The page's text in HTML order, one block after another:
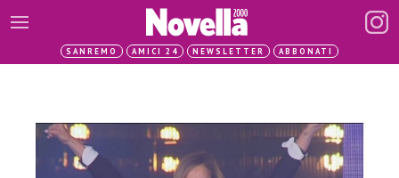
SANREMO AMICI 24 NEWSLETTER ABBONATI